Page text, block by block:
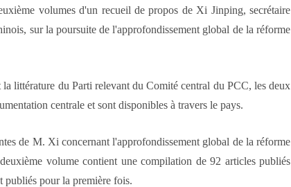
volumes d'un recueil de propos de Xi Jinping, secrétaire
sur la poursuite de l'approfondissement global de la réforme
littérature du Parti relevant du Comité central du PCC, les deux
centrale et sont disponibles à travers le pays.
de M. Xi concernant l'approfondissement global de la réforme
volume contient une compilation de 92 articles publiés
publiés pour la première fois.